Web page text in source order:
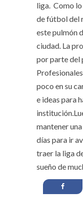
liga. Como
de fútbol del
este pulmón
ciudad. La
por parte del
poco en su
e ideas para
mantener
días para ir
traer la liga
sueño de